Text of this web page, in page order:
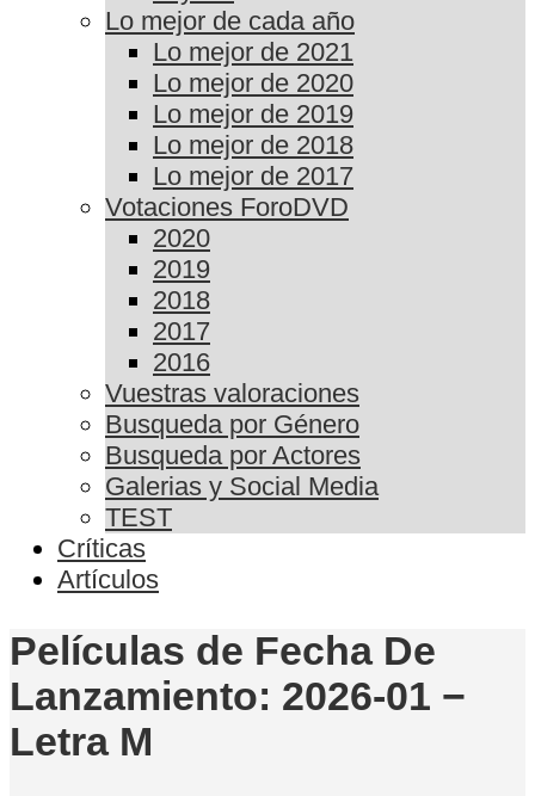
Lo mejor de cada año
Lo mejor de 2021
Lo mejor de 2020
Lo mejor de 2019
Lo mejor de 2018
Lo mejor de 2017
Votaciones ForoDVD
2020
2019
2018
2017
2016
Vuestras valoraciones
Busqueda por Género
Busqueda por Actores
Galerias y Social Media
TEST
Críticas
Artículos
Películas de Fecha De
Lanzamiento: 2026-01 −
Letra M